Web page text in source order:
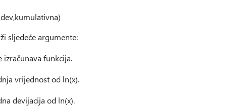
sljedeće argumente:
funkcija.
vrijednost od ln(x).
devijacija od ln(x).